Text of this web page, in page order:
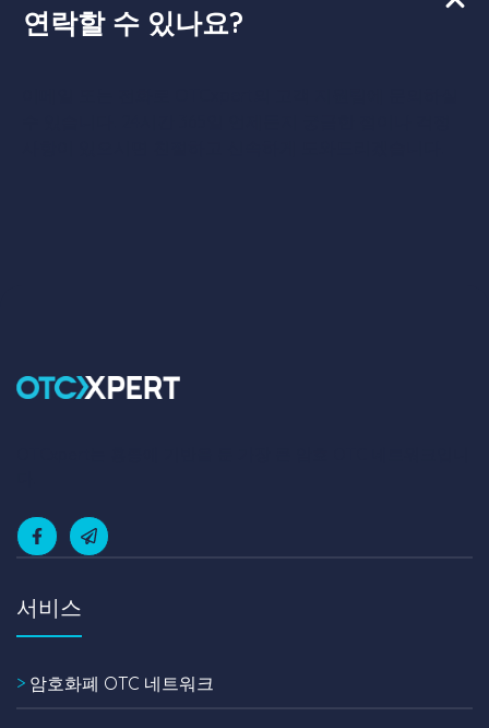
연락할 수 있나요?
서비스
> 암호화폐 OTC 네트워크